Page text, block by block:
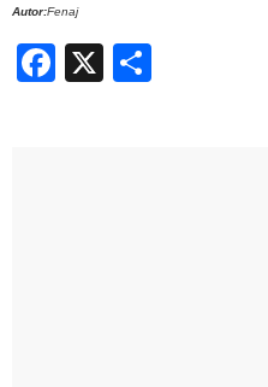
Autor:Fenaj
Facebook
X